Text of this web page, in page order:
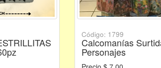
Código: 1799
Calcomanías
Personajes